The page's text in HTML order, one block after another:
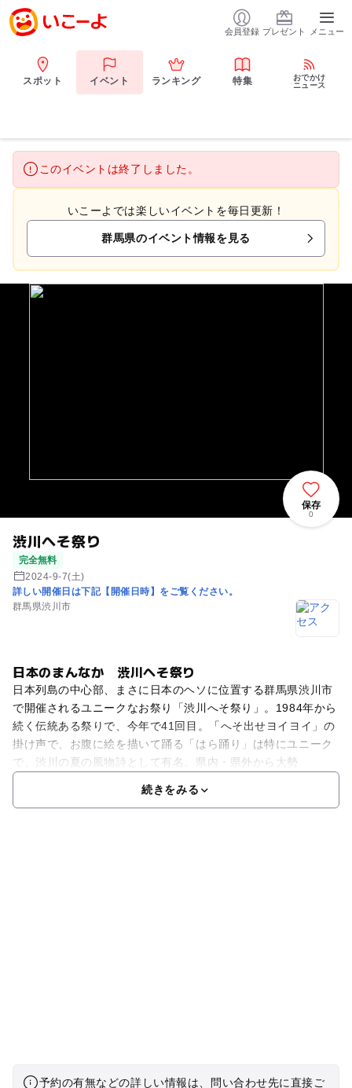
会員登録 プレゼント メニュー
スポット イベント ランキング 特集
おでかけ
ニュース
このイベントは終了しました。
いこーよでは楽しいイベントを毎日更新！
群馬県のイベント情報を見る
渋川へそ祭り
完全無料
2024-9-7(土)
詳しい開催日は下記【開催日時】をご覧ください。
群馬県渋川市
保存
0
日本のまんなか 渋川へそ祭り
日本列島の中心部、まさに日本のヘソに位置する群馬県渋川市
で開催されるユニークなお祭り「渋川へそ祭り」。1984年から
続く伝統ある祭りで、今年で41回目。「へそ出せヨイヨイ」の
掛け声で、お腹に絵を描いて踊る「はら踊り」は特にユニーク
で、渋川の夏の風物詩として有名。県内・県外から大勢
続きをみる
予約の有無などの詳しい情報は、問い合わせ先に直接ご